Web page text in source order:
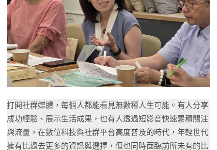
打開社群媒體，每個人都能看見無數種人生可能。有人分享
成功經驗、展示生活成果，也有人透過短影音快速累積關注
與流量。在數位科技與社群平台高度普及的時代，年輕世代
擁有比過去更多的資訊與選擇，但也同時面臨前所未有的比